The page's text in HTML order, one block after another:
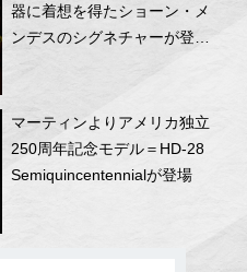
器に着想を得たショーン・メ
ンデスのシグネチャーが登
マーティンよりアメリカ独立
250周年記念モデル＝HD-28
Semiquincentennialが登場